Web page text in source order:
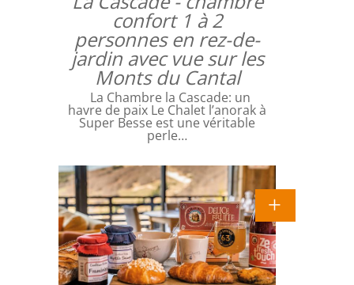
confort 1 à 2
personnes en rez-de-
jardin avec vue sur les
Monts du Cantal
La Chambre la Cascade: un
havre de paix Le Chalet l’anorak à
Super Besse est une véritable
perle…